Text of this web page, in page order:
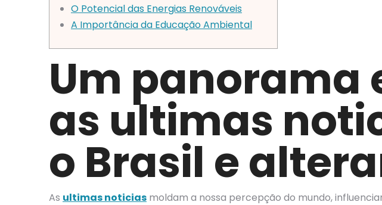
O Potencial das Energias Renováveis
A Importância da Educação Ambiental
Um panorama
as ultimas
o Brasil e
As ultimas noticias moldam a nossa percepção do mundo,